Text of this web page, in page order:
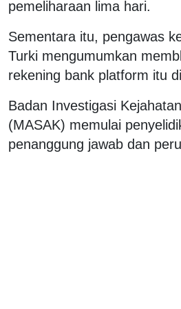
pemeliharaan lima hari.
Sementara itu, pengawas
Turki mengumumkan
rekening bank platform itu
Badan Investigasi
(MASAK) memulai
penanggung jawab dan